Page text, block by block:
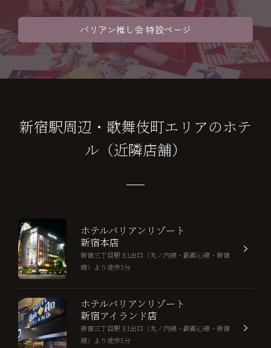
バリアン推し会 特設ページ
新宿駅周辺・歌舞伎町エリアのホテ
ル（近隣店舗）
ホテルバリアンリゾート
新宿本店
新宿三丁目駅 E1出口（丸ノ内線・副都心線・新宿
線）より徒歩3分
ホテルバリアンリゾート
新宿アイランド店
新宿三丁目駅 E1出口（丸ノ内線・副都心線・新宿
線）より徒歩5分